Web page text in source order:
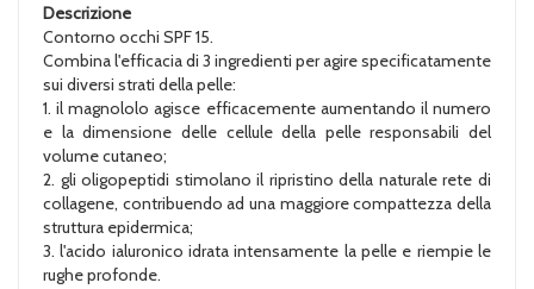
Descrizione
Contorno occhi SPF 15.
Combina l'efficacia di 3 ingredienti per agire specificatamente
sui diversi strati della pelle:
1. il magnololo agisce efficacemente aumentando il numero
e la dimensione delle cellule della pelle responsabili del
volume cutaneo;
2. gli oligopeptidi stimolano il ripristino della naturale rete di
collagene, contribuendo ad una maggiore compattezza della
struttura epidermica;
3. l'acido ialuronico idrata intensamente la pelle e riempie le
rughe profonde.